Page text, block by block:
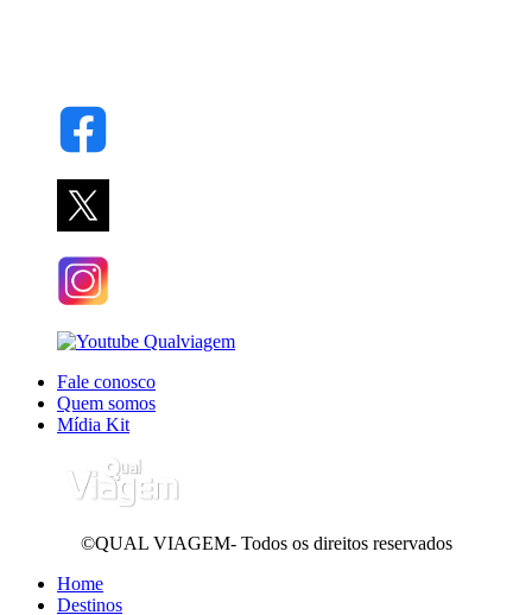
Fale conosco
Quem somos
Mídia Kit
©QUAL VIAGEM- Todos os direitos reservados
Home
Destinos